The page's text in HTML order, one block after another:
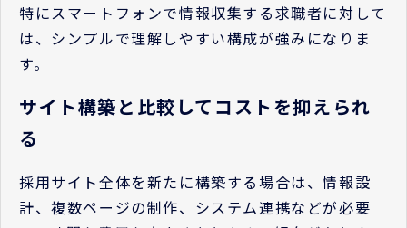
特にスマートフォンで情報収集する求職者に対して
は、シンプルで理解しやすい構成が強みになりま
す。
サイト構築と比較してコストを抑えられ
る
採用サイト全体を新たに構築する場合は、情報設
計、複数ページの制作、システム連携などが必要